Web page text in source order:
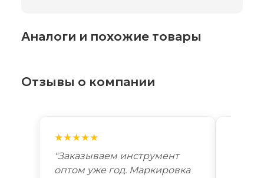
Аналоги и похожие товары
Отзывы о компании
★★★★★
"Заказываем инструмент
оптом уже год. Маркировка